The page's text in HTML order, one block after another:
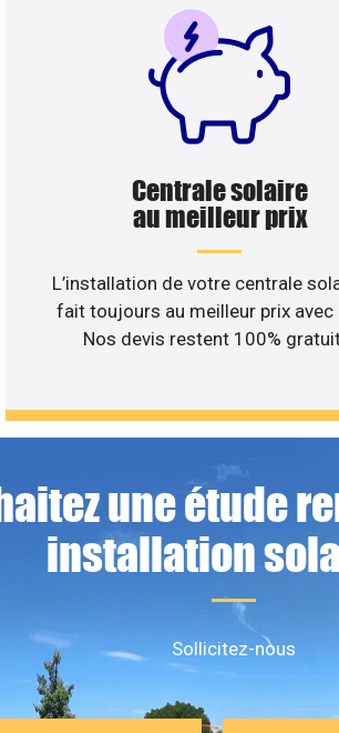
Centrale solaire
au meilleur prix
L’installation de votre centrale
fait toujours au meilleur prix avec
Nos devis restent 100%
une étude
installation
Sollicitez-nous